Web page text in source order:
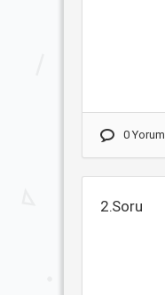
0 Yorum
2.Soru